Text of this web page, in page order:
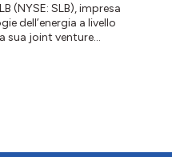
(NYSE: SLB), impresa
dell’energia a livello
sua joint venture
Ai sensi del contratto, SLB
sottomarini completi